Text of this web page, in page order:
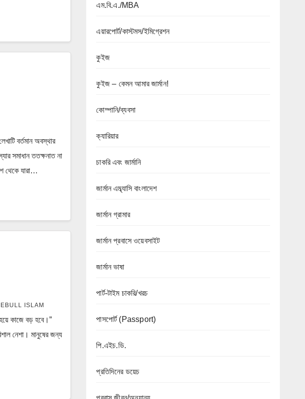
বর্তমান অবস্থার
সমাধান ততক্ষনাত না
থেকে যারা…
ISLAM
কাজে বড় হবে।”
নেশা। মানুষের জন্য
এম.বি.এ./MBA
এয়ারপোর্ট/কাস্টমস/ইমিগ্রেশন
কুইজ
কুইজ – কেমন আমার জার্মান!
কোম্পানি/ব্যবসা
ক্যারিয়ার
চাকরি এবং জার্মানি
জার্মান এম্ব্যাসি বাংলাদেশ
জার্মান গ্রামার
জার্মান প্রবাসে ওয়েবসাইট
জার্মান ভাষা
পার্ট-টাইম চাকরি/খরচ
পাসপোর্ট (Passport)
পি.এইচ.ডি.
প্রতিদিনের ডয়েচ